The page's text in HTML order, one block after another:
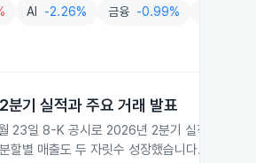
AI -2.26% 금융 -0.99%
기 실적과 주요 거래 발표
23일 8-K 공시로 2026년 2분기 실적과 주요
할별 매출도 두 자릿수 성장했습니다.